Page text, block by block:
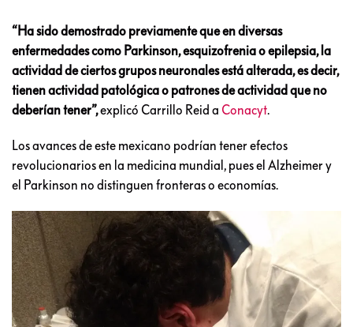
“Ha sido demostrado previamente que en diversas
enfermedades como Parkinson, esquizofrenia o epilepsia, la
actividad de ciertos grupos neuronales está alterada, es decir,
tienen actividad patológica o patrones de actividad que no
deberían tener”,explicó Carrillo Reid a Conacyt.
Los avances de este mexicano podrían tener efectos
revolucionarios en la medicina mundial, pues el Alzheimer y
el Parkinson no distinguen fronteras o economías.